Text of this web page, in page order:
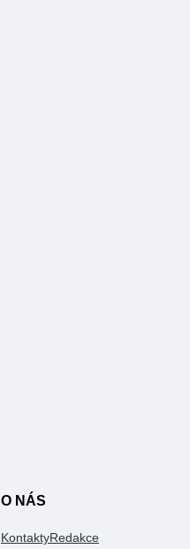
O NÁS
KontaktyRedakce